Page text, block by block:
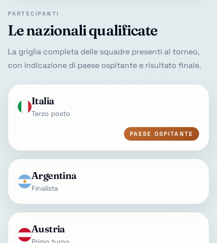
PARTECIPANTI
Le nazionali qualificate
La griglia completa delle squadre presenti al torneo,
con indicazione di paese ospitante e risultato finale.
Italia
Terzo posto
PAESE OSPITANTE
Argentina
Finalista
Austria